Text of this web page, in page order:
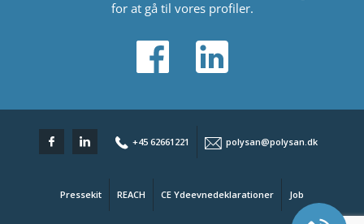
for at gå til vores profiler.
+45 62661221 polysan@polysan.dk
Pressekit REACH CE Ydeevnedeklarationer Job